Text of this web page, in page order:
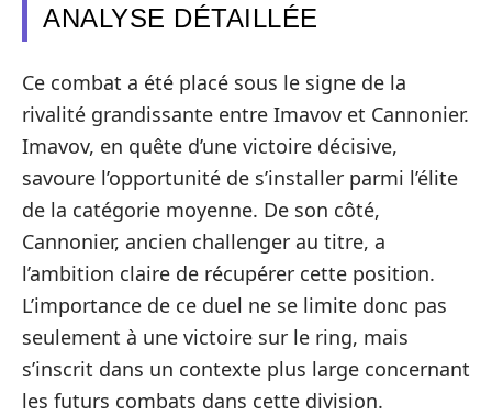
ANALYSE DÉTAILLÉE
Ce combat a été placé sous le signe de la
rivalité grandissante entre Imavov et Cannonier.
Imavov, en quête d’une victoire décisive,
savoure l’opportunité de s’installer parmi l’élite
de la catégorie moyenne. De son côté,
Cannonier, ancien challenger au titre, a
l’ambition claire de récupérer cette position.
L’importance de ce duel ne se limite donc pas
seulement à une victoire sur le ring, mais
s’inscrit dans un contexte plus large concernant
les futurs combats dans cette division.